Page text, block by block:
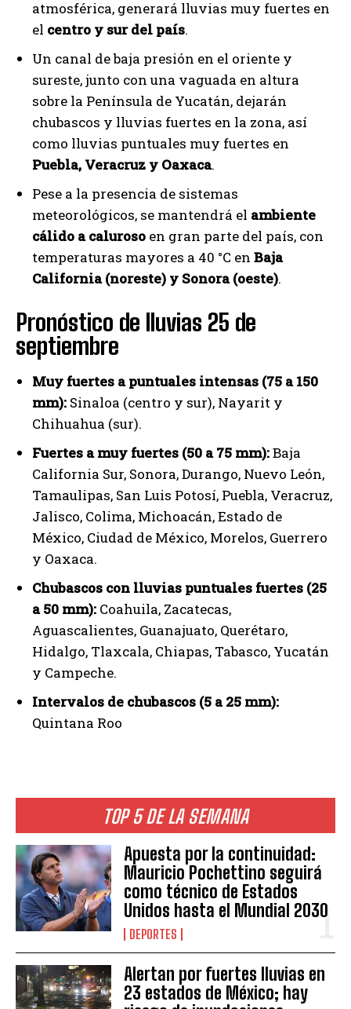
TOP 5 DE LA SEMANA
Apuesta por la continuidad:
Mauricio Pochettino seguirá
como técnico de Estados
Unidos hasta el Mundial 2030
DEPORTES
Alertan por fuertes lluvias en
23 estados de México; hay
atmosférica, generará lluvias muy fuertes en
el centro y sur del país.
Un canal de baja presión en el oriente y
sureste, junto con una vaguada en altura
sobre la Península de Yucatán, dejarán
chubascos y lluvias fuertes en la zona, así
como lluvias puntuales muy fuertes en
Puebla, Veracruz y Oaxaca.
Pese a la presencia de sistemas
meteorológicos, se mantendrá el ambiente
cálido a caluroso en gran parte del país, con
temperaturas mayores a 40 °C en Baja
California (noreste) y Sonora (oeste).
Pronóstico de lluvias 25 de
septiembre
Muy fuertes a puntuales intensas (75 a 150
mm): Sinaloa (centro y sur), Nayarit y
Chihuahua (sur).
Fuertes a muy fuertes (50 a 75 mm):Baja
California Sur, Sonora, Durango, Nuevo León,
Tamaulipas, San Luis Potosí, Puebla, Veracruz,
Jalisco, Colima, Michoacán, Estado de
México, Ciudad de México, Morelos, Guerrero
y Oaxaca.
Chubascos con lluvias puntuales fuertes (25
a 50 mm): Coahuila, Zacatecas,
Aguascalientes, Guanajuato, Querétaro,
Hidalgo, Tlaxcala, Chiapas, Tabasco, Yucatán
y Campeche.
Intervalos de chubascos (5 a 25 mm):
Quintana Roo